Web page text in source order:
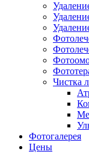
Чистка
Фотогалерея
Цены